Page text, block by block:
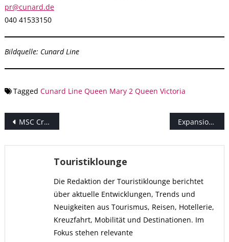
pr@cunard.de
040 41533150
Bildquelle: Cunard Line
Tagged Cunard Line Queen Mary 2 Queen Victoria
Beitragsnavigation
MSC Cruises bietet 2023 mit einem zusätzlichen Schiff eine weitere World Cruise an Expansion an Frankreichs Mittelmeerküste – IHG Hotels & Resorts kündigt fünf neue Häuser an
Touristiklounge
Die Redaktion der Touristiklounge berichtet
über aktuelle Entwicklungen, Trends und
Neuigkeiten aus Tourismus, Reisen, Hotellerie,
Kreuzfahrt, Mobilität und Destinationen. Im
Fokus stehen relevante